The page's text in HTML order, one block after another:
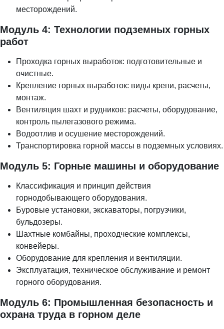
месторождений.
Модуль 4: Технологии подземных горных
работ
Проходка горных выработок: подготовительные и
очистные.
Крепление горных выработок: виды крепи, расчеты,
монтаж.
Вентиляция шахт и рудников: расчеты, оборудование,
контроль пылегазового режима.
Водоотлив и осушение месторождений.
Транспортировка горной массы в подземных условиях.
Модуль 5: Горные машины и оборудование
Классификация и принцип действия
горнодобывающего оборудования.
Буровые установки, экскаваторы, погрузчики,
бульдозеры.
Шахтные комбайны, проходческие комплексы,
конвейеры.
Оборудование для крепления и вентиляции.
Эксплуатация, техническое обслуживание и ремонт
горного оборудования.
Модуль 6: Промышленная безопасность и
охрана труда в горном деле